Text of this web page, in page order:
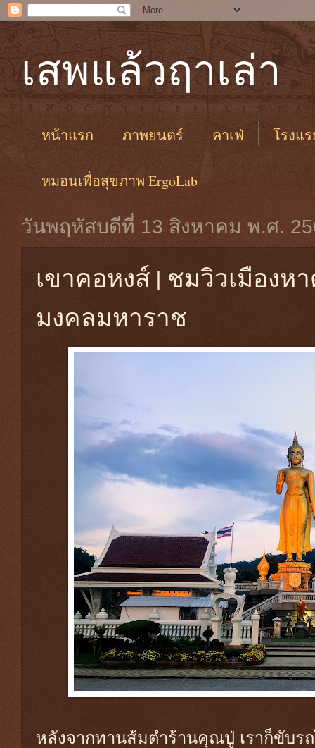
เสพแล้วฤาเล่า
หน้าแรก ภาพยนตร์ คาเฟ่ โรงแ
หมอนเพื่อสุขภาพ ErgoLab
วันพฤหัสบดีที่ 13 สิงหาคม พ.ศ.
เขาคอหงส์ | ชมวิวเมือง
มงคลมหาราช
หลังจากทานส้มตำร้านคุณปู่ เราก็ขับร